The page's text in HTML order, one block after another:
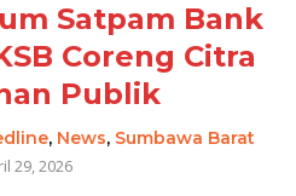
Satpam Bank
Coreng Citra
Publik
, News, Sumbawa Barat
29, 2026